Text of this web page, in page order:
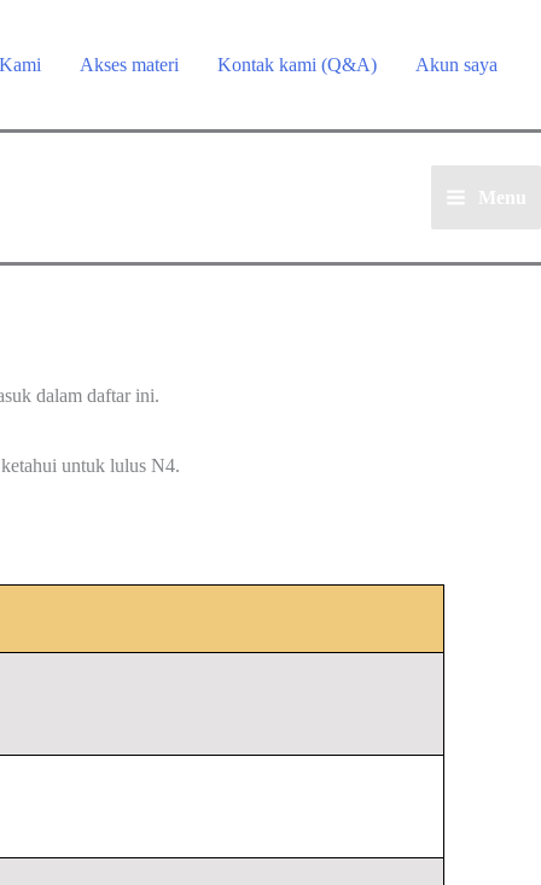
Akses materi Kontak kami (Q&A) Akun saya
Main
Menu
Menu
dalam daftar ini.
untuk lulus N4.